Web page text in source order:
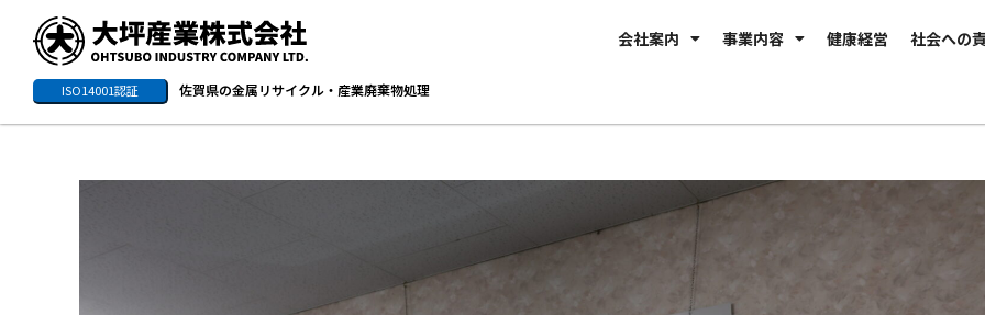
会社案内 事業内容 健康経営 社会への
ISO14001認証 佐賀県の金属リサイクル・産業廃棄物処理